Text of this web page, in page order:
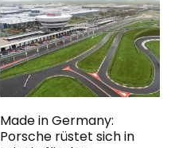
Made in Germany:
Porsche rüstet sich in